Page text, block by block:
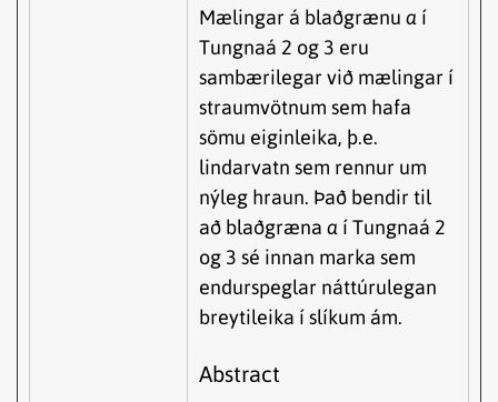
Mælingar á blaðgrænu a í
Tungnaá 2 og 3 eru
sambærilegar við mælingar í
straumvötnum sem hafa
sömu eiginleika, þ.e.
lindarvatn sem rennur um
nýleg hraun. Það bendir til
að blaðgræna a í Tungnaá 2
og 3 sé innan marka sem
endurspeglar náttúrulegan
breytileika í slíkum ám.
Abstract